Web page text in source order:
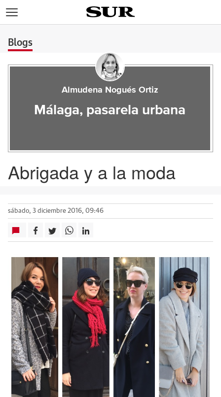
Blogs
Almudena Nogués Ortiz
Málaga, pasarela urbana
Abrigada y a la moda
sábado, 3 diciembre 2016, 09:46